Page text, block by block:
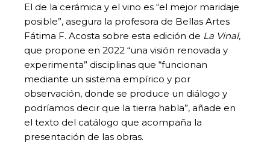
El de la cerámica y el vino es “el mejor maridaje
posible”, asegura la profesora de Bellas Artes
Fátima F. Acosta sobre esta edición de La Vinal,
que propone en 2022 “una visión renovada y
experimenta” disciplinas que “funcionan
mediante un sistema empírico y por
observación, donde se produce un diálogo y
podríamos decir que la tierra habla”, añade en
el texto del catálogo que acompaña la
presentación de las obras.